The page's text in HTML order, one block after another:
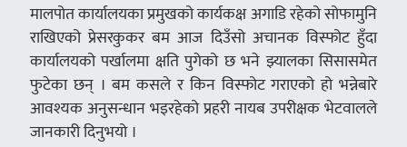
मालपोत कार्यालयका प्रमुखको कार्यकक्ष अगाडि रहेको सोफामुनि
राखिएको प्रेसरकुकर बम आज दिउँसो अचानक विस्फोट हुँदा
कार्यालयको पर्खालमा क्षति पुगेको छ भने झ्यालका सिसासमेत
फुटेका छन् । बम कसले र किन विस्फोट गराएको हो भन्नेबारे
आवश्यक अनुसन्धान भइरहेको प्रहरी नायब उपरीक्षक भेटवालले
जानकारी दिनुभयो ।